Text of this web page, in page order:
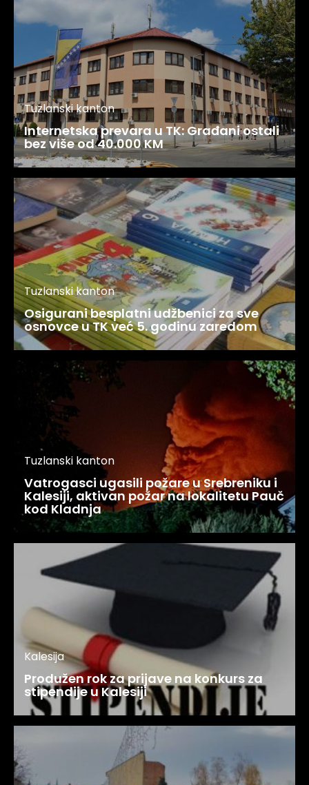
Tuzlanski kanton
Internetska prevara u TK: Građani ostali
bez više od 40.000 KM
Tuzlanski kanton
Osigurani besplatni udžbenici za sve
osnovce u TK već 5. godinu zaredom
Tuzlanski kanton
Vatrogasci ugasili požare u Srebreniku i
Kalesiji, aktivan požar na lokalitetu Pauč
kod Kladnja
Kalesija
Produžen rok za prijave na konkurs za
stipendije u Kalesiji